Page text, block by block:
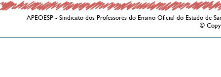
APEOESP - Sindicato dos Professores do Ensino Oficial do Estado de
©